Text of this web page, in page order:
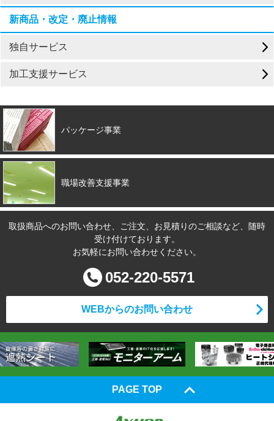
新商品・改定・廃止情報
独自サービス
加工支援サービス
パッケージ事業
職場改善支援事業
取扱商品へのお問い合わせ、ご注文、お見積りのご相談など、随時
受け付けております。
お気軽にお問い合わせください。
052-220-5571
WEBからのお問い合わせ
PAGE TOP